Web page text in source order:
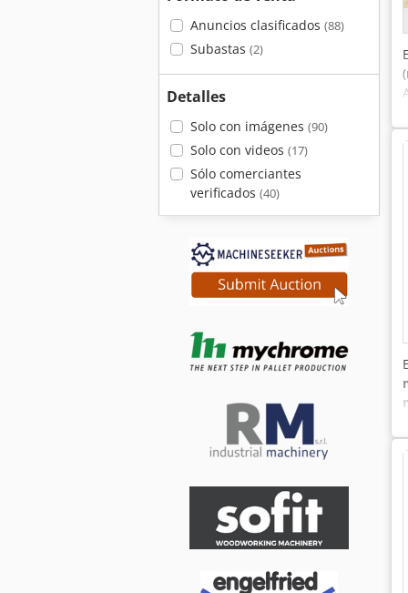
Anuncios clasificados (88)
Subastas (2)
Detalles
Solo con imágenes (90)
Solo con videos (17)
Sólo comerciantes
verificados (40)